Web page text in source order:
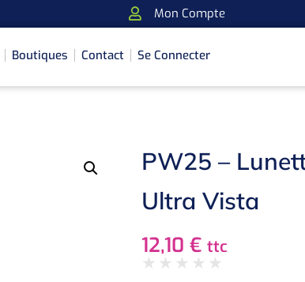
Mon Compte
Boutiques Contact Se Connecter
PW25 –
Ultra Vista
12,10 € ttc
★ ★ ★ ★ ★